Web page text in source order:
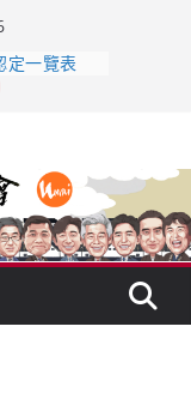
き上手
一覽表
殺入股票
碼